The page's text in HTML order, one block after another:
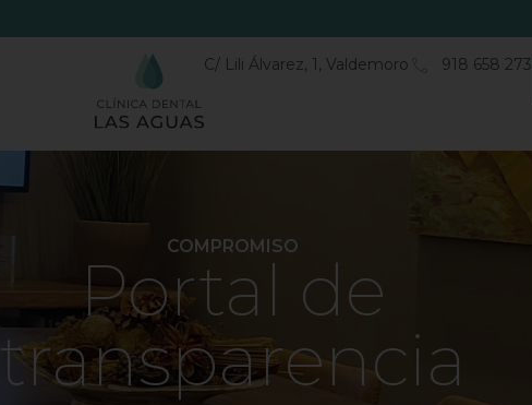
C/ Lili Álvarez, 1, Valdemoro 918 658 273
COMPROMISO
Portal de
transparencia